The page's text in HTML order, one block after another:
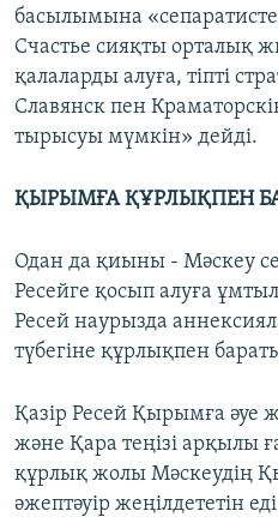
басылымына
Счастье сияқты орталық
қалаларды алуға, тіпті
Славянск пен
тырысуы мүмкін» дейді.
ҚЫРЫМҒА ҚҰРЛЫҚПЕН
Одан да қиыны - Мәскеу
Ресейге қосып алуға
Ресей наурызда
түбегіне құрлықпен
Қазір Ресей Қырымға әуе
және Қара теңізі арқылы
құрлық жолы Мәскеудің
әжептәуір жеңілдететін